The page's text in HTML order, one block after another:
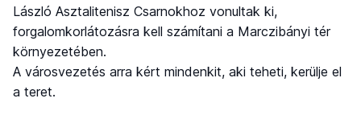
László Asztalitenisz Csarnokhoz vonultak ki,
forgalomkorlátozásra kell számítani a Marczibányi tér
környezetében.
A városvezetés arra kért mindenkit, aki teheti, kerülje el
a teret.